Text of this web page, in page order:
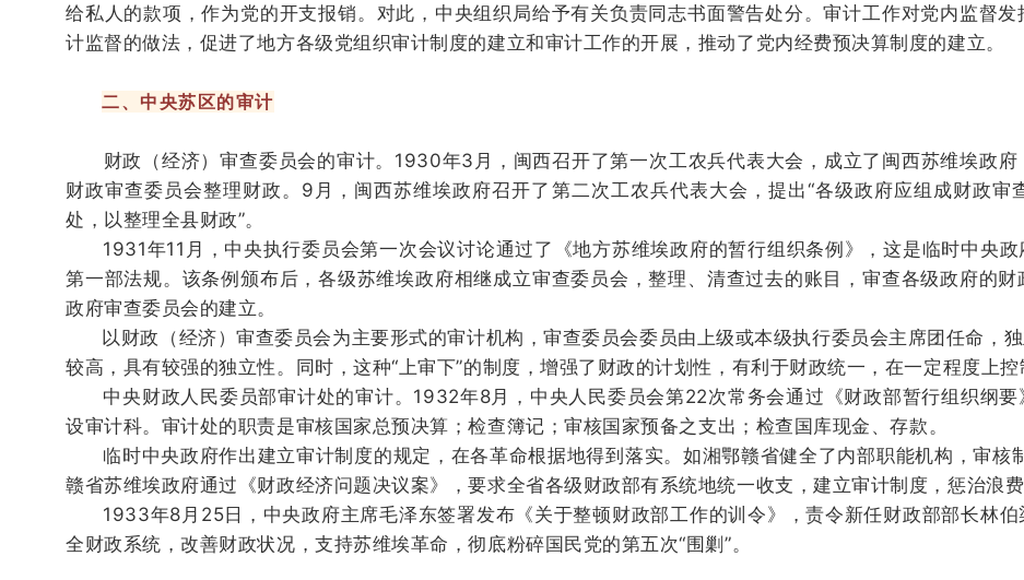
给私人的款项，作为党的开支报销。 对此，中央组织局给予有关负责同志书面警告处分。审计工作对党内监督发
计监督的做法，促进了地方各级党组织审计制度的建立和审计工作的开展，推动了党内经费预决算制度的建立。
二、中央苏区的审计
财政（经济）审查委员会的审计。1930年3月，闽西召开了第一次工农兵代表大会，成立了闽西苏维埃政府
财政审查委员会整理财政。9月，闽西苏维埃政府召开了第二次工农兵代表大会，提出“各级政府应组成财政
处，以整理全县财政”。
1931年11月，中央执行委员会第一次会议讨论通过了《地方苏维埃政府的暂行组织条例》，这是临时中央政
第一部法规。 该条例颁布后，各级苏维埃政府相继成立审查委员会，整理、清查过去的账目，审查各级政府的财
政府审查委员会的建立。
以财政（经济）审查委员会为主要形式的审计机构，审查委员会委员由上级或本级执行委员会主席团任命，
较高，具有较强的独立性。
同时，这种“上审下”的制度，增强了财政的计划性，有利于财政统一，在一定程度上控
中央财政人民委员部审计处的审计。 1932年8月，中央人民委员会第22次常务会通过《财政部暂行组织纲
设审计科。 审计处的职责是审核国家总预决算；检查簿记；审核国家预备之支出； 检查国库现金、存款。
临时中央政府作出建立审计制度的规定，在各革命根据地得到落实。 如湘鄂赣省健全了内部职能机构，审核
赣省苏维埃政府通过《财政经济问题决议案》，要求全省各级财政部有系统地统一收支，建立审计制度，惩治浪费
1933年8月25日，中央政府主席毛泽东签署发布《关于整顿财政部工作的训令》，责令新任财政部部长林伯
全财政系统，改善财政状况，支持苏维埃革命，彻底粉碎国民党的第五次“围剿”。